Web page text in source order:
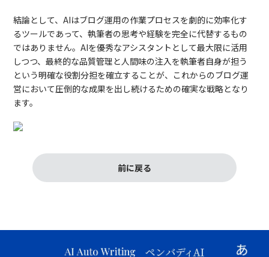
結論として、AIはブログ運用の作業プロセスを劇的に効率化す
るツールであって、執筆者の思考や経験を完全に代替するもの
ではありません。AIを優秀なアシスタントとして最大限に活用
しつつ、最終的な品質管理と人間味の注入を執筆者自身が担う
という明確な役割分担を確立することが、これからのブログ運
営において圧倒的な成果を出し続けるための確実な戦略となり
ます。
前に戻る